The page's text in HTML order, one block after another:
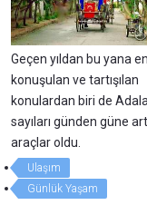
Geçen yıldan bu yana
konuşulan ve tartışılan
konulardan biri de
sayıları günden güne
araçlar oldu.
Ulaşım
Günlük Yaşam